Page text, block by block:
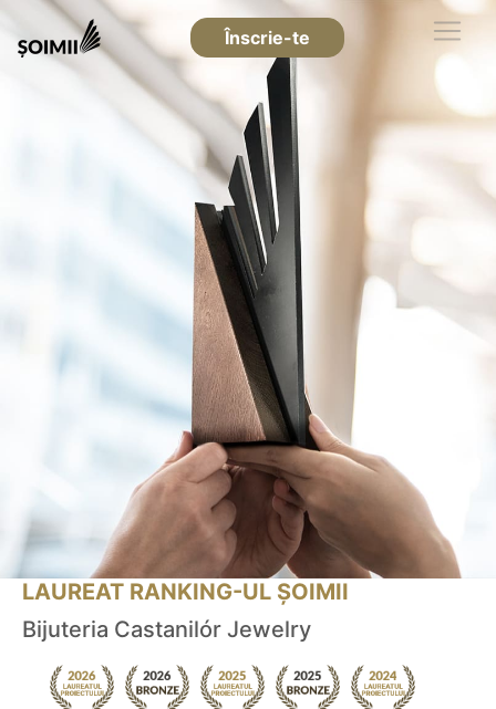
Înscrie-te
LAUREAT RANKING-UL ȘOIMII
Bijuteria Castanilór Jewelry